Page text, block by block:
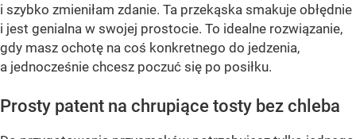
i szybko zmieniłam zdanie. Ta przekąska smakuje obłędnie
i jest genialna w swojej prostocie. To idealne rozwiązanie,
gdy masz ochotę na coś konkretnego do jedzenia,
a jednocześnie chcesz poczuć się po posiłku.
Prosty patent na chrupiące tosty bez chleba